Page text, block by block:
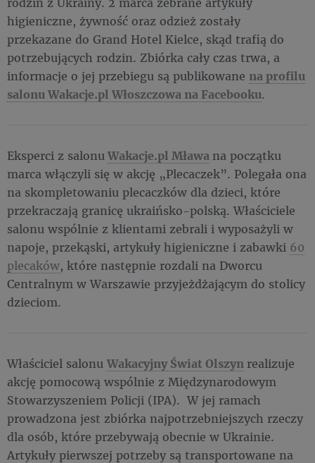
higieniczne, żywność oraz odzież zostały
przekazane do Grand Hotel Kielce, skąd trafią do
potrzebujących rodzin. Zbiórka cały czas trwa, a
informacje o jej przebiegu są publikowane na profilu
salonu Wakacje.pl Włoszczowa na Facebooku.
Eksperci z salonu Wakacje.pl Mława na początku
marca włączyli się w akcję „Plecaczek”. Polegała ona
na skompletowaniu plecaczków dla dzieci, które
przekraczają granicę ukraińsko-polską. Właściciele
salonu wspólnie z klientami zebrali i wyposażyli w
napoje, przekąski, artykuły higieniczne i zabawki 60
plecaków, które następnie rozdali na Dworcu
Centralnym w Warszawie przyjeżdżającym do stolicy
dzieciom.
Właściciel salonu Wakacyjny Świat Olszyn realizuje
akcję pomocową wspólnie z Międzynarodowym
Stowarzyszeniem Policji (IPA). W jej ramach
prowadzona jest zbiórka najpotrzebniejszych rzeczy
dla osób, które przebywają obecnie w Ukrainie.
Artykuły pierwszej potrzeby są transportowane na